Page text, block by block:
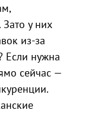
у них
из-за
Если нужна
сейчас —